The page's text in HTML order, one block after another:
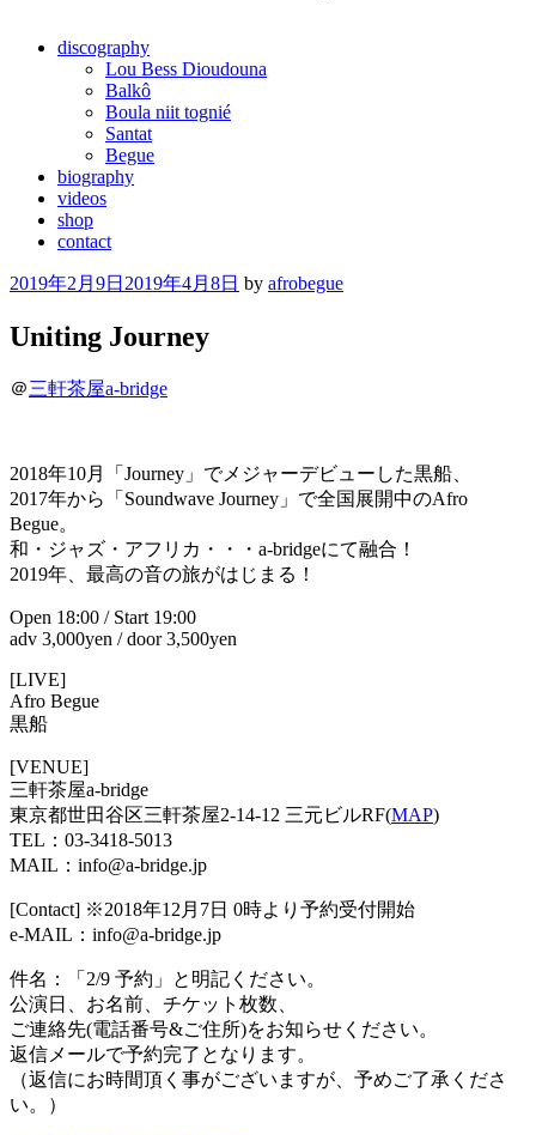
discography
Lou Bess Dioudouna
Balkô
Boula niit tognié
Santat
Begue
biography
videos
shop
contact
Posted
2019年2月9日 2019年4月8日 by afrobegue
Uniting Journey
＠三軒茶屋a-bridge
2018年10月「Journey」でメジャーデビューした黒船、
2017年から「Soundwave Journey」で全国展開中のAfro
Begue。
和・ジャズ・アフリカ・・・a-bridgeにて融合！
2019年、最高の音の旅がはじまる！
Open 18:00 / Start 19:00
adv 3,000yen / door 3,500yen
[LIVE]
Afro Begue
黒船
[VENUE]
三軒茶屋a-bridge
東京都世田谷区三軒茶屋2-14-12 三元ビルRF(MAP)
TEL：03-3418-5013
MAIL：info@a-bridge.jp
[Contact] ※2018年12月7日 0時より予約受付開始
e-MAIL：info@a-bridge.jp
件名：「2/9 予約」と明記ください。
公演日、お名前、チケット枚数、
ご連絡先(電話番号&ご住所)をお知らせください。
返信メールで予約完了となります。
（返信にお時間頂く事がございますが、予めご了承くださ
い。）